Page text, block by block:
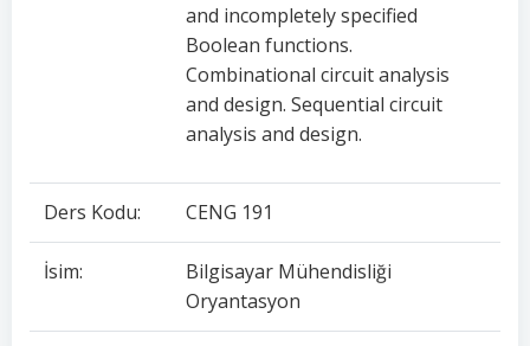
and incompletely specified
Boolean functions.
Combinational circuit analysis
and design. Sequential circuit
analysis and design.
Ders Kodu: CENG 191
İsim:
Bilgisayar Mühendisliği
Oryantasyon